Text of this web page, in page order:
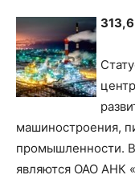
машиностроения,
промышленности.
являются ОАО АНК